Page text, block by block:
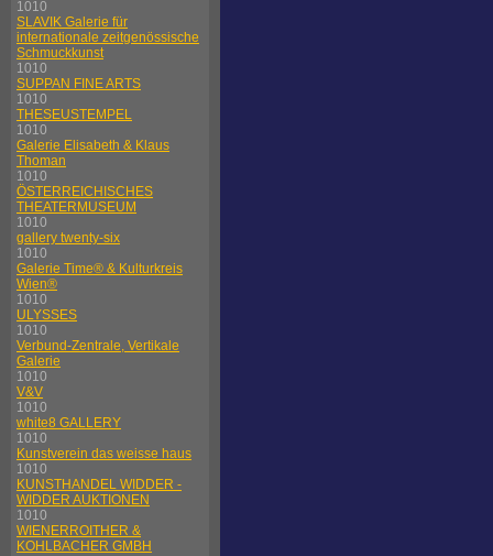
1010
SLAVIK Galerie für
internationale zeitgenössische
Schmuckkunst
1010
SUPPAN FINE ARTS
1010
THESEUSTEMPEL
1010
Galerie Elisabeth & Klaus
Thoman
1010
ÖSTERREICHISCHES
THEATERMUSEUM
1010
gallery twenty-six
1010
Galerie Time® & Kulturkreis
Wien®
1010
ULYSSES
1010
Verbund-Zentrale, Vertikale
Galerie
1010
V&V
1010
white8 GALLERY
1010
Kunstverein das weisse haus
1010
KUNSTHANDEL WIDDER -
WIDDER AUKTIONEN
1010
WIENERROITHER &
KOHLBACHER GMBH